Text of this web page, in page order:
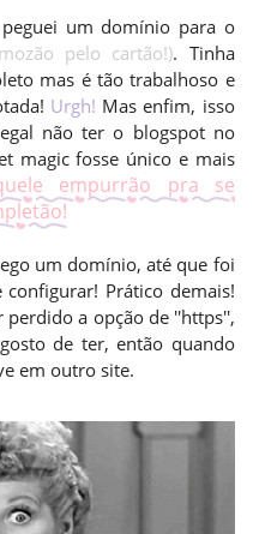
um domínio para o
pelo cartão!). Tinha
mas é tão trabalhoso e
Urgh! Mas enfim, isso
não ter o blogspot no
magic fosse único e mais
empurrão pra se
um domínio, até que foi
Prático demais!
perdido a opção de ''https'',
de ter, então quando
em outro site.